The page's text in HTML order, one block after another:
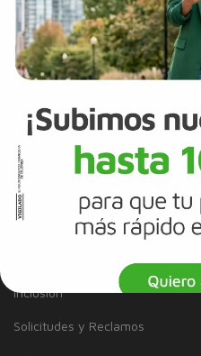
Política de Diversidad e Inclusión
Mapa del sitio
Información Legal
Tarjeta de Crédito
Cuenta de Ahorros
Inclusión
Solicitudes y Reclamos